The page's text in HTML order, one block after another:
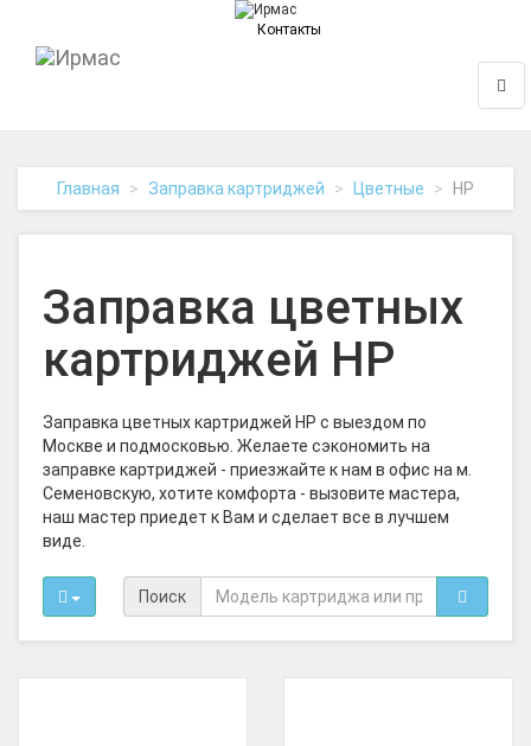
Контакты
Главная Заправка картриджей Цветные HP
Заправка цветных
картриджей HP
Заправка цветных картриджей HP с выездом по
Москве и подмосковью. Желаете сэкономить на
заправке картриджей - приезжайте к нам в офис на м.
Семеновскую, хотите комфорта - вызовите мастера,
наш мастер приедет к Вам и сделает все в лучшем
виде.
Поиск